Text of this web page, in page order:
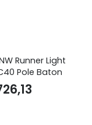
Runner Light
Pole Baton